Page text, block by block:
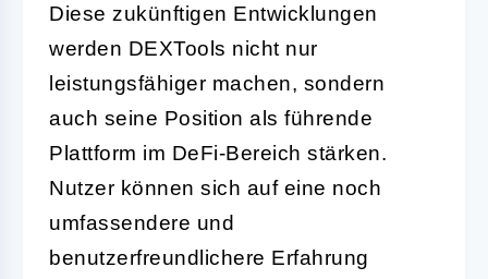
Diese zukünftigen Entwicklungen
werden DEXTools nicht nur
leistungsfähiger machen, sondern
auch seine Position als führende
Plattform im DeFi-Bereich stärken.
Nutzer können sich auf eine noch
umfassendere und
benutzerfreundlichere Erfahrung